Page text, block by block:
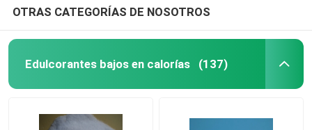
OTRAS CATEGORÍAS DE NOSOTROS
Edulcorantes bajos en calorías (137)